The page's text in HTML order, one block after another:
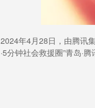
2024年4月28日，由腾讯
·5分钟社会救援圈”青岛·